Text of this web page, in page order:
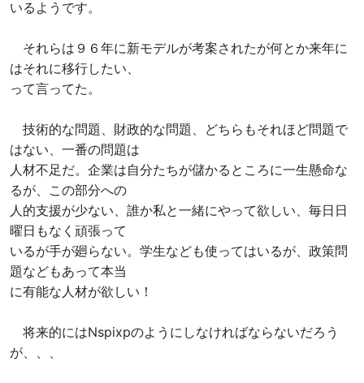
いるようです。
それらは９６年に新モデルが考案されたが何とか来年に
はそれに移行したい、
って言ってた。
技術的な問題、財政的な問題、どちらもそれほど問題で
はない、一番の問題は
人材不足だ。企業は自分たちが儲かるところに一生懸命な
るが、この部分への
人的支援が少ない、誰か私と一緒にやって欲しい、毎日日
曜日もなく頑張って
いるが手が廻らない。学生なども使ってはいるが、政策問
題などもあって本当
に有能な人材が欲しい！
将来的にはNspixpのようにしなければならないだろう
が、、、